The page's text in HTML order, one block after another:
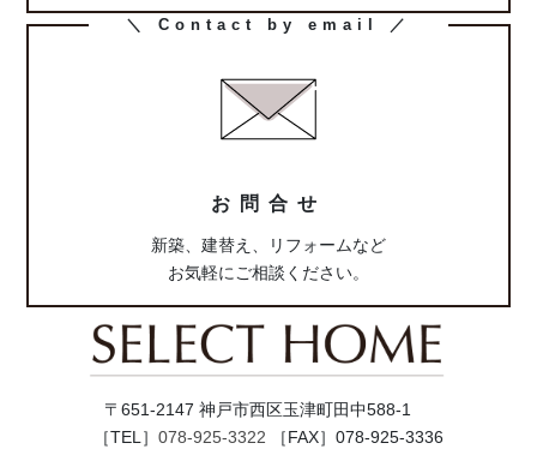
カ
＼ Contact by email ／
お問合せ
新築、建替え、リフォームなど
お気軽にご相談ください。
〒651-2147 神戸市西区玉津町田中588-1
［TEL］ 078-925-3322 ［FAX］078-925-3336